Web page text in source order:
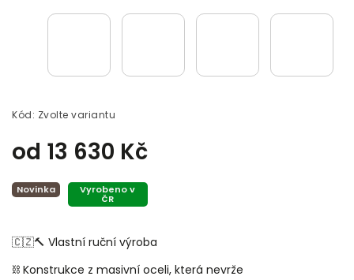
Kód: Zvolte variantu
od 13 630 Kč
Novinka Vyrobeno v
ČR
🇨🇿🔨 Vlastní ruční výroba
⛓️ Konstrukce z masivní oceli, která nevrže